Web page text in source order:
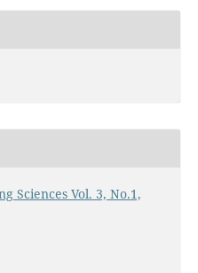
Sciences Vol. 3, No.1,